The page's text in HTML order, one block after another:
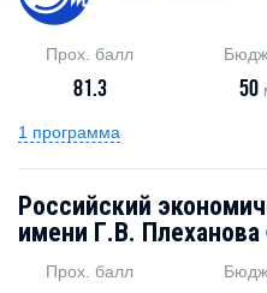
Прох. балл
81.3 50
1 программа
Российский
имени Г.В. Плеханова
Прох. балл